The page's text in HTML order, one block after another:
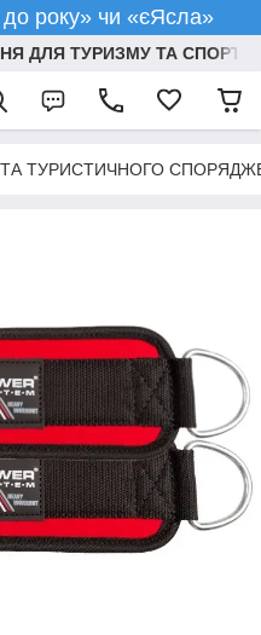
року» чи «єЯсла»
ДЛЯ ТУРИЗМУ ТА СПОРТУ
ТУРИСТИЧНОГО